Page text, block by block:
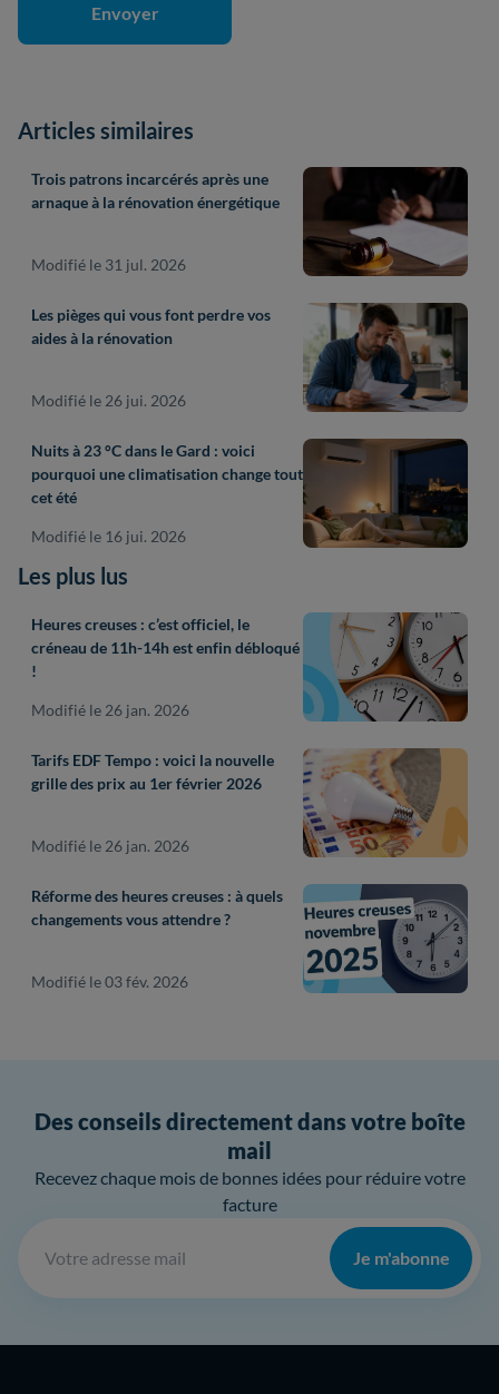
Articles similaires
Trois patrons incarcérés après une
arnaque à la rénovation énergétique
Modifié le 31 jul. 2026
Les pièges qui vous font perdre vos
aides à la rénovation
Modifié le 26 jui. 2026
Nuits à 23 °C dans le Gard : voici
pourquoi une climatisation change tout
cet été
Modifié le 16 jui. 2026
Les plus lus
Heures creuses : c’est officiel, le
créneau de 11h-14h est enfin débloqué
!
Modifié le 26 jan. 2026
Tarifs EDF Tempo : voici la nouvelle
grille des prix au 1er février 2026
Modifié le 26 jan. 2026
Réforme des heures creuses : à quels
changements vous attendre ?
Modifié le 03 fév. 2026
Des conseils directement dans votre boîte
mail
Recevez chaque mois de bonnes idées pour réduire votre
facture
Je m'abonne